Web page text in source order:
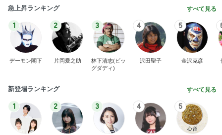
急上昇ランキング すべて見る
1
デーモン閣下
2
片岡愛之助
3
林下清志(ビッ
グダディ)
4
沢田聖子
5
金沢克彦
新登場ランキング すべて見る
1 2 3 4 5